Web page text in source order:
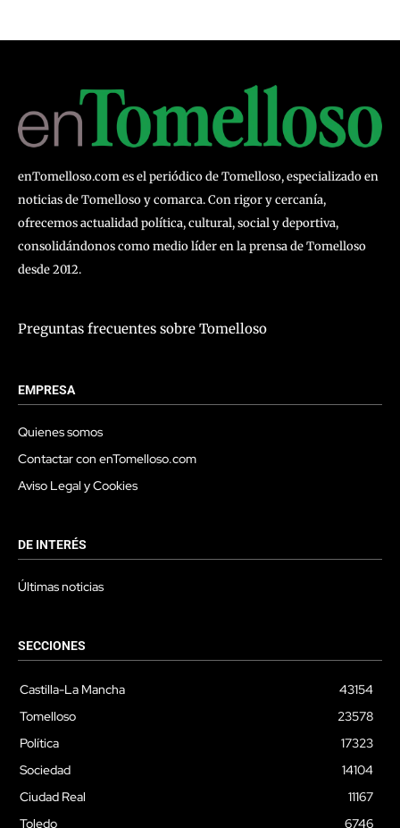
enTomelloso.com es el periódico de Tomelloso, especializado en
noticias de Tomelloso y comarca. Con rigor y cercanía,
ofrecemos actualidad política, cultural, social y deportiva,
consolidándonos como medio líder en la prensa de Tomelloso
desde 2012.
Preguntas frecuentes sobre Tomelloso
EMPRESA
Quienes somos
Contactar con enTomelloso.com
Aviso Legal y Cookies
DE INTERÉS
Últimas noticias
SECCIONES
Castilla-La Mancha
43154
Tomelloso
23578
Política
17323
Sociedad
14104
Ciudad Real
11167
Toledo
6746